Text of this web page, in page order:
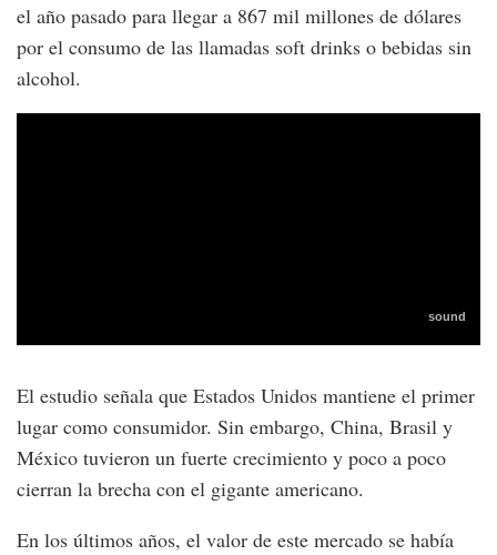
el año pasado para llegar a 867 mil millones de dólares
por el consumo de las llamadas soft drinks o bebidas sin
alcohol.
El estudio señala que Estados Unidos mantiene el primer
lugar como consumidor. Sin embargo, China, Brasil y
México tuvieron un fuerte crecimiento y poco a poco
cierran la brecha con el gigante americano.
En los últimos años, el valor de este mercado se había